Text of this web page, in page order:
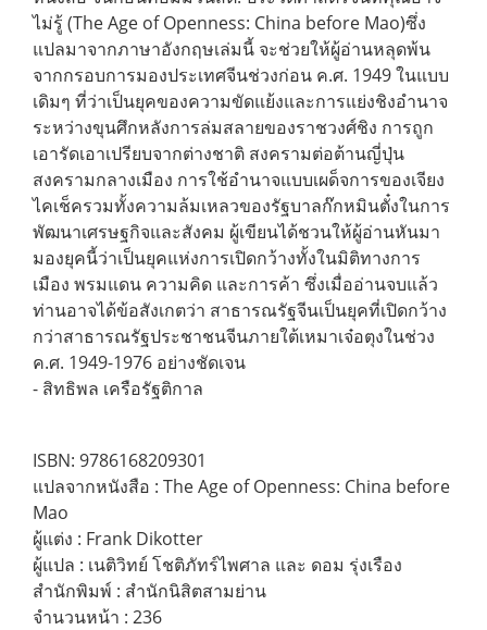
ไม่รู้ (The Age of Openness: China before Mao)ซึ่ง
แปลมาจากภาษาอังกฤษเล่มนี้ จะช่วยให้ผู้อ่านหลุดพ้น
จากกรอบการมองประเทศจีนช่วงก่อน ค.ศ. 1949 ในแบบ
เดิมๆ ที่ว่าเป็นยุคของความขัดแย้งและการแย่งชิงอำนาจ
ระหว่างขุนศึกหลังการล่มสลายของราชวงศ์ชิง การถูก
เอารัดเอาเปรียบจากต่างชาติ สงครามต่อต้านญี่ปุ่น
สงครามกลางเมือง การใช้อำนาจแบบเผด็จการของเจียง
ไคเช็ครวมทั้งความล้มเหลวของรัฐบาลก๊กหมินตั๋งในการ
พัฒนาเศรษฐกิจและสังคม ผู้เขียนได้ชวนให้ผู้อ่านหันมา
มองยุคนี้ว่าเป็นยุคแห่งการเปิดกว้างทั้งในมิติทางการ
เมือง พรมแดน ความคิด และการค้า ซึ่งเมื่ออ่านจบแล้ว
ท่านอาจได้ข้อสังเกตว่า สาธารณรัฐจีนเป็นยุคที่เปิดกว้าง
กว่าสาธารณรัฐประชาชนจีนภายใต้เหมาเจ๋อตุงในช่วง
ค.ศ. 1949-1976 อย่างชัดเจน
- สิทธิพล เครือรัฐติกาล
ISBN: 9786168209301
แปลจากหนังสือ : The Age of Openness: China before
Mao
ผู้แต่ง : Frank Dikotter
ผู้แปล : เนติวิทย์ โชติภัทร์ไพศาล และ ดอม รุ่งเรือง
สำนักพิมพ์ : สำนักนิสิตสามย่าน
จำนวนหน้า : 236